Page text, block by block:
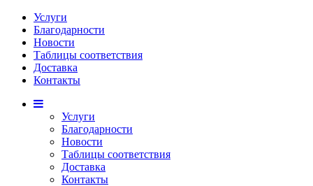
Услуги
Благодарности
Новости
Таблицы соответствия
Доставка
Контакты
Услуги
Благодарности
Новости
Таблицы соответствия
Доставка
Контакты